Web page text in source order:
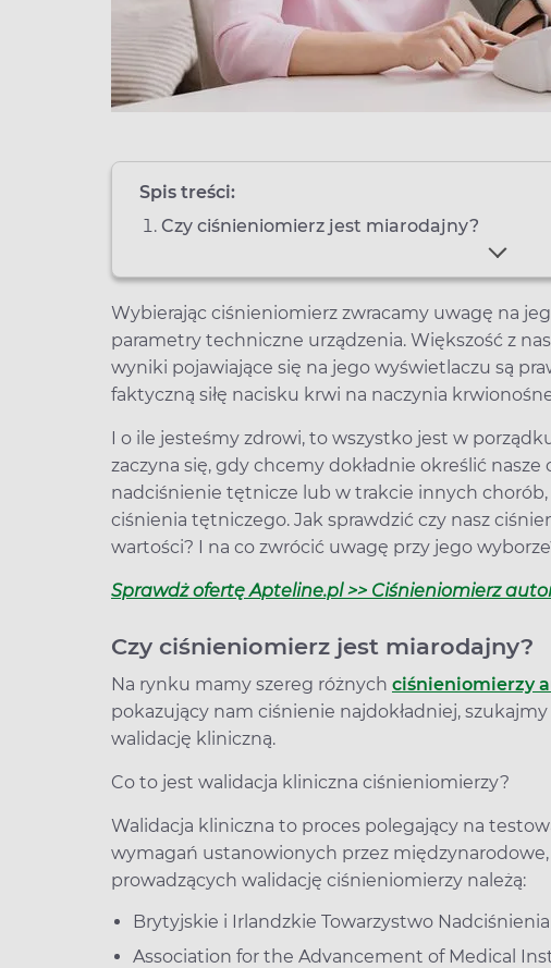
Spis treści:
Czy ciśnieniomierz jest miarodajny?
Wybierając ciśnieniomierz zwracamy uwagę na
parametry techniczne urządzenia. Większość z
wyniki pojawiające się na jego wyświetlaczu są
faktyczną siłę nacisku krwi na naczynia
I o ile jesteśmy zdrowi, to wszystko jest w
zaczyna się, gdy chcemy dokładnie określić
nadciśnienie tętnicze lub w trakcie innych
ciśnienia tętniczego. Jak sprawdzić czy nasz
wartości? I na co zwrócić uwagę przy jego
Sprawdż ofertę Apteline.pl >> Ciśnieniomierz
Czy ciśnieniomierz jest miarodajny?
Na rynku mamy szereg różnych ciśnieniomierzy
pokazujący nam ciśnienie najdokładniej,
walidację kliniczną.
Co to jest walidacja kliniczna ciśnieniomierzy?
Walidacja kliniczna to proces polegający na
wymagań ustanowionych przez
prowadzących walidację ciśnieniomierzy należą:
Brytyjskie i Irlandzkie Towarzystwo
Association for the Advancement of Medical